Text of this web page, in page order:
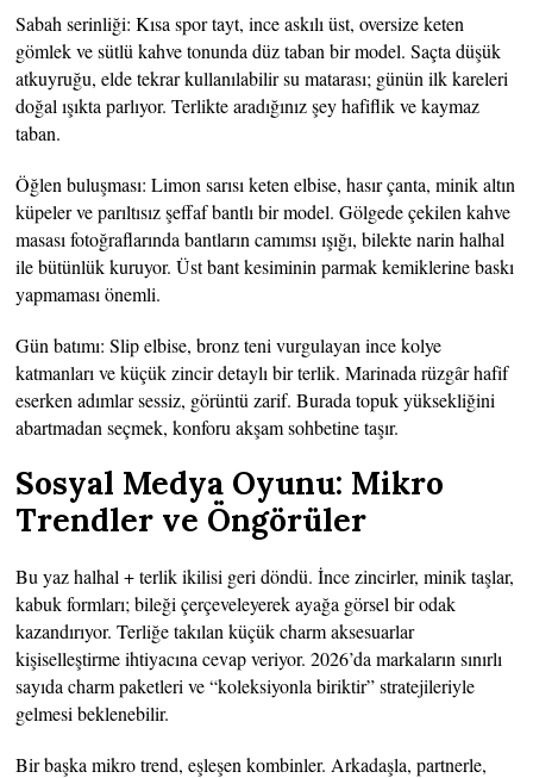
Sabah serinliği: Kısa spor tayt, ince askılı üst, oversize keten
gömlek ve sütlü kahve tonunda düz taban bir model. Saçta düşük
atkuyruğu, elde tekrar kullanılabilir su matarası; günün ilk kareleri
doğal ışıkta parlıyor. Terlikte aradığınız şey hafiflik ve kaymaz
taban.
Öğlen buluşması: Limon sarısı keten elbise, hasır çanta, minik altın
küpeler ve parıltısız şeffaf bantlı bir model. Gölgede çekilen kahve
masası fotoğraflarında bantların camımsı ışığı, bilekte narin halhal
ile bütünlük kuruyor. Üst bant kesiminin parmak kemiklerine baskı
yapmaması önemli.
Gün batımı: Slip elbise, bronz teni vurgulayan ince kolye
katmanları ve küçük zincir detaylı bir terlik. Marinada rüzgâr hafif
eserken adımlar sessiz, görüntü zarif. Burada topuk yüksekliğini
abartmadan seçmek, konforu akşam sohbetine taşır.
Sosyal Medya Oyunu: Mikro
Trendler ve Öngörüler
Bu yaz halhal + terlik ikilisi geri döndü. İnce zincirler, minik taşlar,
kabuk formları; bileği çerçeveleyerek ayağa görsel bir odak
kazandırıyor. Terliğe takılan küçük charm aksesuarlar
kişiselleştirme ihtiyacına cevap veriyor. 2026’da markaların sınırlı
sayıda charm paketleri ve “koleksiyonla biriktir” stratejileriyle
gelmesi beklenebilir.
Bir başka mikro trend, eşleşen kombinler. Arkadaşla, partnerle,